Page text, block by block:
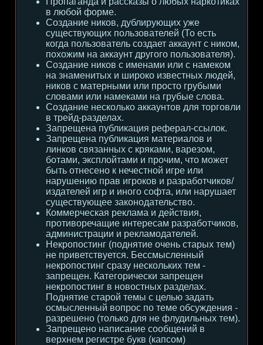
в любой форме.
Создание ников, дублирующих уже
существующих пользователей (То есть
когда пользователь создает аккаунт с ником,
похожим на аккаунт другого пользователя).
Создание ников с именами или с намеком
на знаменитых и широко известных людей,
ников с матерными или просто грубыми
словами или намеками на грубые слова.
Создание несколько аккаунтов для торговли
в трейд-разделах.
Запрещена публикация реферал-ссылок.
Запрещена публикация материалов и
линков связанных с кряками, варезом,
ботами, эксплойтами и прочим, что может
быть отнесено к нечестной игре или
нарушению прав игроков и разработчиков/
издателей игр и иного софта, или нарушает
существующее законодательство.
Коммерческая реклама и действия,
противоречащие интересам разработчиков,
администрации и рекламодателей.
Некропостинг (поднятие очень старых тем)
не приветствуется. Бессмысленный
некропостинг сразу нескольких тем -
запрещен. Категорически запрещен
некропостинг в новостных разделах.
Поднятие старой темы с целью задать
осмысленный вопрос по теме обсуждения -
разрешено (только для не флудильных тем).
Запрещено написание сообщений в
верхнем регистре букв (капсом)